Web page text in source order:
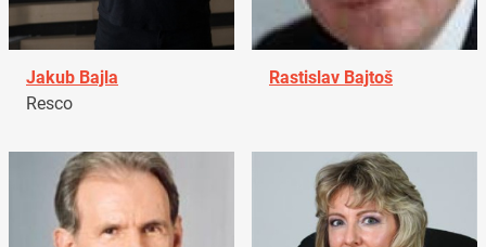
Jakub Bajla
Resco
Rastislav Bajtoš